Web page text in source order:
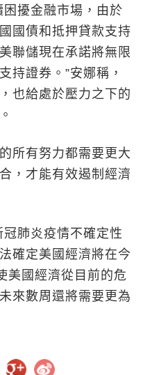
擾金融市場，由於
國債和抵押貸款支持
聯儲現在承諾將無限
持證券。”安娜稱，
也給處於壓力之下的
有努力都需要更大
，才能有效遏制經濟
肺炎疫情不確定性
確定美國經濟將在今
美國經濟從目前的危
來數周還將需要更為